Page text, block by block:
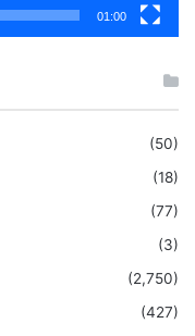
01:00
(50)
(18)
(77)
(3)
(2,750)
(427)